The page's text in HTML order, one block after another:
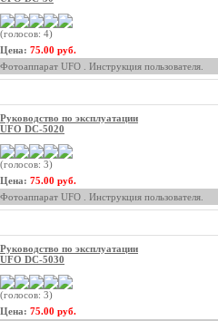
(голосов: 4)
Цена: 75.00 руб.
Фотоаппарат UFO . Инструкция пользователя.
Руководство по эксплуатации
UFO DC-5020
(голосов: 3)
Цена: 75.00 руб.
Фотоаппарат UFO . Инструкция пользователя.
Руководство по эксплуатации
UFO DC-5030
(голосов: 3)
Цена: 75.00 руб.